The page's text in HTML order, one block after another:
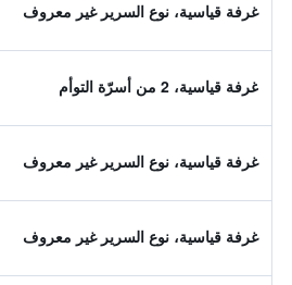
غرفة قياسية، نوع السرير غير معروف
غرفة قياسية، 2 من أسرّة التوأم
غرفة قياسية، نوع السرير غير معروف
غرفة قياسية، نوع السرير غير معروف